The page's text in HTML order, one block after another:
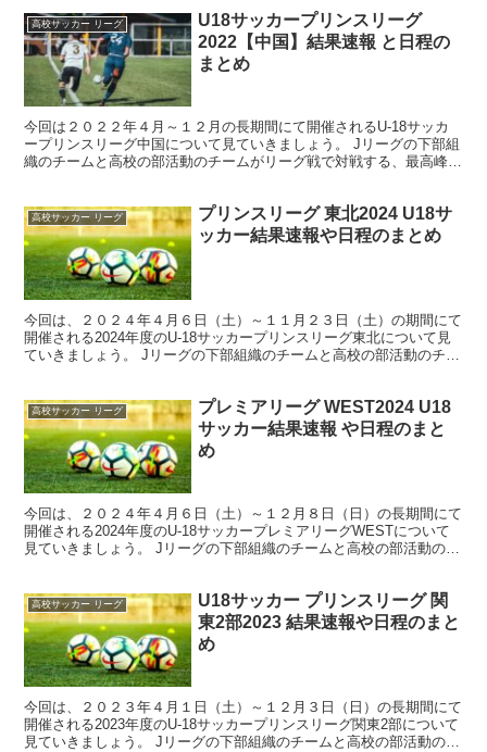
高校サッカー リーグ
U18サッカープリンスリーグ
2022【中国】結果速報 と日程の
まとめ
今回は２０２２年４月～１２月の長期間にて開催されるU-18サッカ
ープリンスリーグ中国について見ていきましょう。 Jリーグの下部組
織のチームと高校の部活動のチームがリーグ戦で対戦する、最高峰の
高校サッカー リーグ
プリンスリーグ 東北2024 U18サ
ッカー結果速報や日程のまとめ
今回は、２０２４年４月６日（土）～１１月２３日（土）の期間にて
開催される2024年度のU-18サッカープリンスリーグ東北について見
ていきましょう。 Jリーグの下部組織のチームと高校の部活動のチー
高校サッカー リーグ
プレミアリーグ WEST2024 U18
サッカー結果速報 や日程のまと
め
今回は、２０２４年４月６日（土）～１２月８日（日）の長期間にて
開催される2024年度のU-18サッカープレミアリーグWESTについて
見ていきましょう。 Jリーグの下部組織のチームと高校の部活動のチ
高校サッカー リーグ
U18サッカー プリンスリーグ 関
東2部2023 結果速報や日程のまと
め
今回は、２０２３年４月１日（土）～１２月３日（日）の長期間にて
開催される2023年度のU-18サッカープリンスリーグ関東2部について
見ていきましょう。 Jリーグの下部組織のチームと高校の部活動のチ